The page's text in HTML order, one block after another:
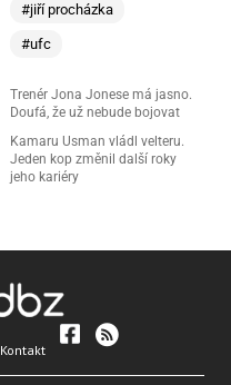
#jiří procházka
#ufc
Trenér Jona Jonese má jasno.
Doufá, že už nebude bojovat
Kamaru Usman vládl velteru.
Jeden kop změnil další roky
jeho kariéry
Kontakt